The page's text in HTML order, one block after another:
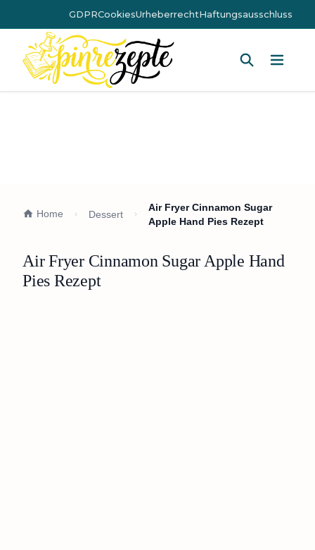
GDPRCookiesUrheberrechtHaftungsausschluss
Home Dessert
Air Fryer Cinnamon Sugar
Apple Hand Pies Rezept
Air Fryer Cinnamon Sugar Apple Hand
Pies Rezept